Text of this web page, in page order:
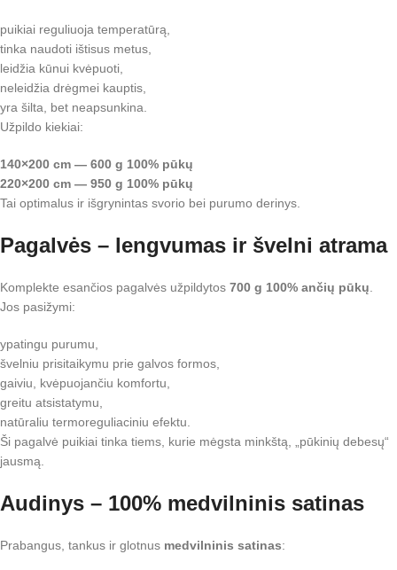
puikiai reguliuoja temperatūrą,
tinka naudoti ištisus metus,
leidžia kūnui kvėpuoti,
neleidžia drėgmei kauptis,
yra šilta, bet neapsunkina.
Užpildo kiekiai:
140×200 cm — 600 g 100% pūkų
220×200 cm — 950 g 100% pūkų
Tai optimalus ir išgrynintas svorio bei purumo derinys.
Pagalvės – lengvumas ir švelni atrama
Komplekte esančios pagalvės užpildytos 700 g 100% ančių pūkų
Jos pasižymi:
ypatingu purumu,
švelniu prisitaikymu prie galvos formos,
gaiviu, kvėpuojančiu komfortu,
greitu atsistatymu,
natūraliu termoreguliaciniu efektu.
Ši pagalvė puikiai tinka tiems, kurie mėgsta minkštą, „pūkinių debesų“
jausmą.
Audinys – 100% medvilninis satinas
Prabangus, tankus ir glotnus medvilninis satinas: